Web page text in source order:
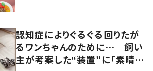
認知症によりぐるぐる回りたが
るワンちゃんのために… 飼い
主が考案した“装置”に「素晴ら